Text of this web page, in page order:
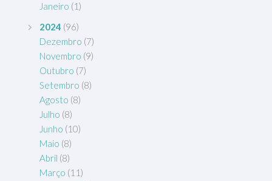
Janeiro (1)
2024 (96)
Dezembro (7)
Novembro (9)
Outubro (7)
Setembro (8)
Agosto (8)
Julho (8)
Junho (10)
Maio (8)
Abril (8)
Março (11)